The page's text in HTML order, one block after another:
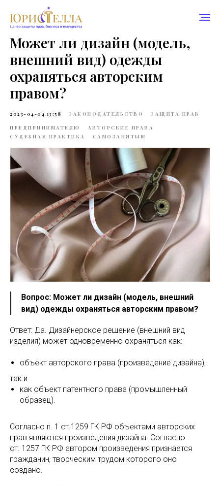
Может ли дизайн (модель,
внешний вид) одежды
охраняться авторским
правом?
2023-04-04 13:58 ЗАКОНОДАТЕЛЬСТВО
ЗАЩИТА ПРАВ
ПРЕДПРИНИМАТЕЛЮ
АВТОРСКИЕ ПРАВА
СУДЕБНАЯ ПРАКТИКА
САМОЗАНЯТЫМ
Вопрос: Может ли дизайн (модель, внешний
вид) одежды охраняться авторским правом?
Ответ: Да. Дизайнерское решение (внешний вид
изделия) может одновременно охраняться как:
объект авторского права (произведение дизайна),
так и
как объект патентного права (промышленный
образец).
Согласно п. 1 ст.1259 ГК РФ объектами авторских
прав являются произведения дизайна. Согласно
ст. 1257 ГК РФ автором произведения признается
гражданин, творческим трудом которого оно
создано.